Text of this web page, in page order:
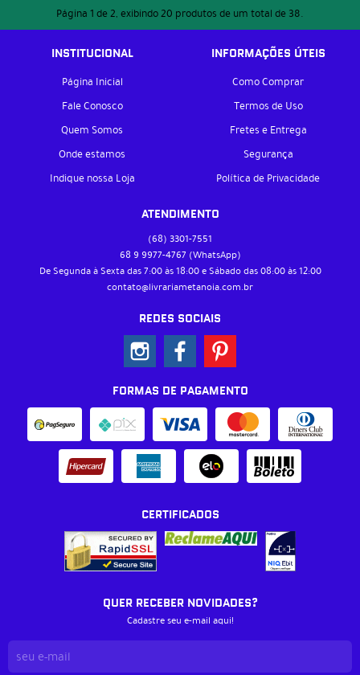
Página 1 de 2, exibindo 20 produtos de um total de 38.
INSTITUCIONAL
Página Inicial
Fale Conosco
Quem Somos
Onde estamos
Indique nossa Loja
INFORMAÇÕES ÚTEIS
Como Comprar
Termos de Uso
Fretes e Entrega
Segurança
Política de Privacidade
ATENDIMENTO
(68) 3301-7551
68 9 9977-4767 (WhatsApp)
De Segunda à Sexta das 7:00 às 18:00 e Sábado das 08:00 às 12:00
contato@livrariametanoia.com.br
REDES SOCIAIS
FORMAS DE PAGAMENTO
CERTIFICADOS
QUER RECEBER NOVIDADES?
Cadastre seu e-mail aqui!